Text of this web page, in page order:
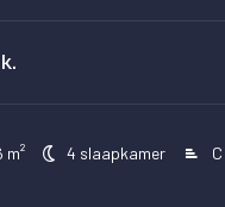
m² 4 slaapkamer C